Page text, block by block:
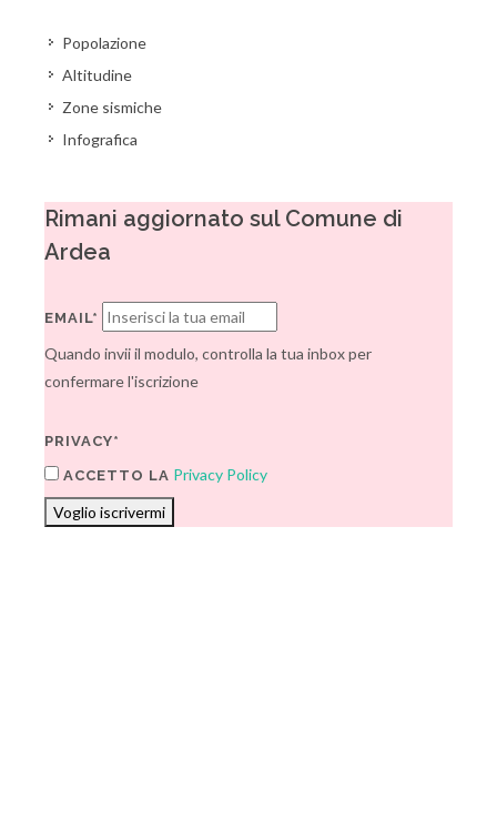
Popolazione
Altitudine
Zone sismiche
Infografica
Rimani aggiornato sul Comune di
Ardea
EMAIL*
Quando invii il modulo, controlla la tua inbox per
confermare l'iscrizione
PRIVACY*
ACCETTO LA Privacy Policy
Voglio iscrivermi